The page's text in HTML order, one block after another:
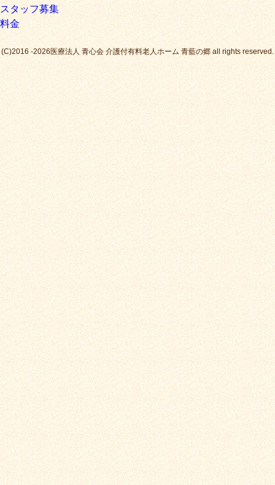
スタッフ募集
料金
(C)2016 -2026医療法人 青心会 介護付有料老人ホーム 青藍の郷 all rights reserved.